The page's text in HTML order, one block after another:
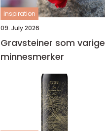
inspiration
09. July 2026
Gravsteiner som varige
minnesmerker